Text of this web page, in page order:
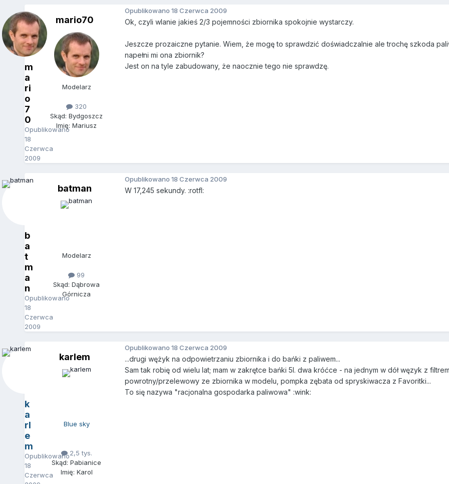
m
a
ri
o
7
0
Opublikowano
18
Czerwca
2009
mario70
Modelarz
320
Skąd: Bydgoszcz
Imię: Mariusz
Opublikowano 18 Czerwca 2009
Ok, czyli wlanie jakieś 2/3 pojemności zbiornika spokojnie wystarczy.
Jeszcze prozaiczne pytanie. Wiem, że mogę to sprawdzić doświadczalnie ale trochę szkoda
napełni mi ona zbiornik?
Jest on na tyle zabudowany, że naocznie tego nie sprawdzę.
b
a
t
m
a
n
Opublikowano
18
Czerwca
2009
batman
Modelarz
99
Skąd: Dąbrowa
Górnicza
Opublikowano 18 Czerwca 2009
W 17,245 sekundy. :rotfl:
k
a
rl
e
m
Opublikowano
18
Czerwca
karlem
Blue sky
2,5 tys.
Skąd: Pabianice
Imię: Karol
Opublikowano 18 Czerwca 2009
...drugi wężyk na odpowietrzaniu zbiornika i do bańki z paliwem...
Sam tak robię od wielu lat; mam w zakrętce bańki 5l. dwa króćce - na jednym w dół węzyk z
powrotny/przelewowy ze zbiornika w modelu, pompka zębata od spryskiwacza z Favoritki...
To się nazywa "racjonalna gospodarka paliwowa" :wink: